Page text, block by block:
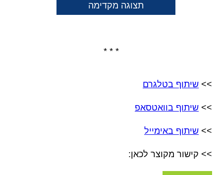
תצוגה מקדימה
* * *
>> שיתוף בטלגרם
>> שיתוף בוואטסאפ
>> שיתוף באימייל
>> קישור מקוצר לכאן: